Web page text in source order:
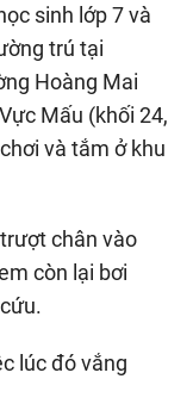
sinh lớp 7 và
trú tại
Hoàng Mai
Mấu (khối 24,
và tắm ở khu
chân vào
còn lại bơi
lúc đó vắng